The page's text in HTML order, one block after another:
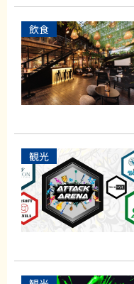
飲食
観光